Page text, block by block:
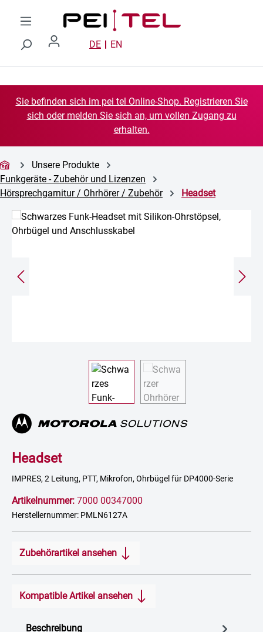
Zum Hauptinhalt springen
DE EN
Sie befinden sich im pei tel Online-Shop. Registrieren Sie
sich oder melden Sie sich an, um vollen Zugang zu
erhalten.
Unsere Produkte
Funkgeräte - Zubehör und Lizenzen
Hörsprechgarnitur / Ohrhörer / Zubehör
Headset
Bildergalerie überspringen
Headset
IMPRES, 2 Leitung, PTT, Mikrofon, Ohrbügel für DP4000-Serie
Artikelnummer: 7000 00347000
Herstellernummer: PMLN6127A
Zubehörartikel ansehen
Kompatible Artikel ansehen
Beschreibung